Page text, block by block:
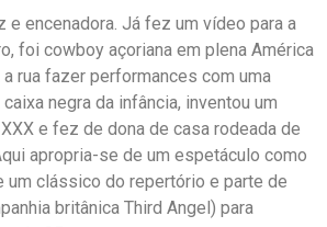
e encenadora. Já fez um vídeo para a
foi cowboy açoriana em plena América
rua fazer performances com uma
negra da infância, inventou um
e fez de dona de casa rodeada de
apropria-se de um espetáculo como
um clássico do repertório e parte de
britânica Third Angel) para